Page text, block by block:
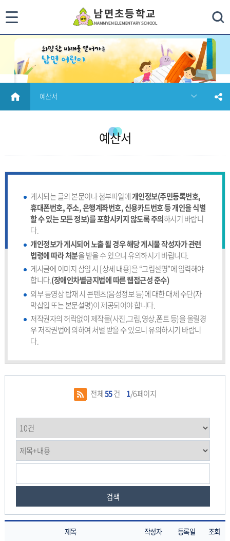
검색
통
검
닫
기
HOME 예산서
예산서
게시되는 글의 본문이나 첨부파일에개인정보(주민등록번호,
휴대폰번호, 주소, 은행계좌번호, 신용카드번호 등 개인을 식별
할 수 있는 모든 정보)를 포함시키지 않도록 주의하시기 바랍니
다.
개인정보가 게시되어 노출 될 경우 해당 게시물 작성자가 관련
법령에 따라 처분을 받을 수 있으니 유의하시기 바랍니다.
게시글에 이미지 삽입 시 [상세 내용]을 “그림설명”에 입력해야
합니다.(장애인차별금지법에 따른 웹접근성 준수)
외부 동영상 탑재 시 콘텐츠(음성정보 등)에 대한 대체 수단(자
막삽입 또는 본문설명)이 제공되어야 합니다.
저작권자의 허락없이 제작물(사진,그림,영상,폰트 등)을 올릴경
우 저작권법에 의하여 처벌 받을 수 있으니 유의하시기 바랍니
다.
전체55건 1/6페이지
검색
제목 작성자 등록일
조회